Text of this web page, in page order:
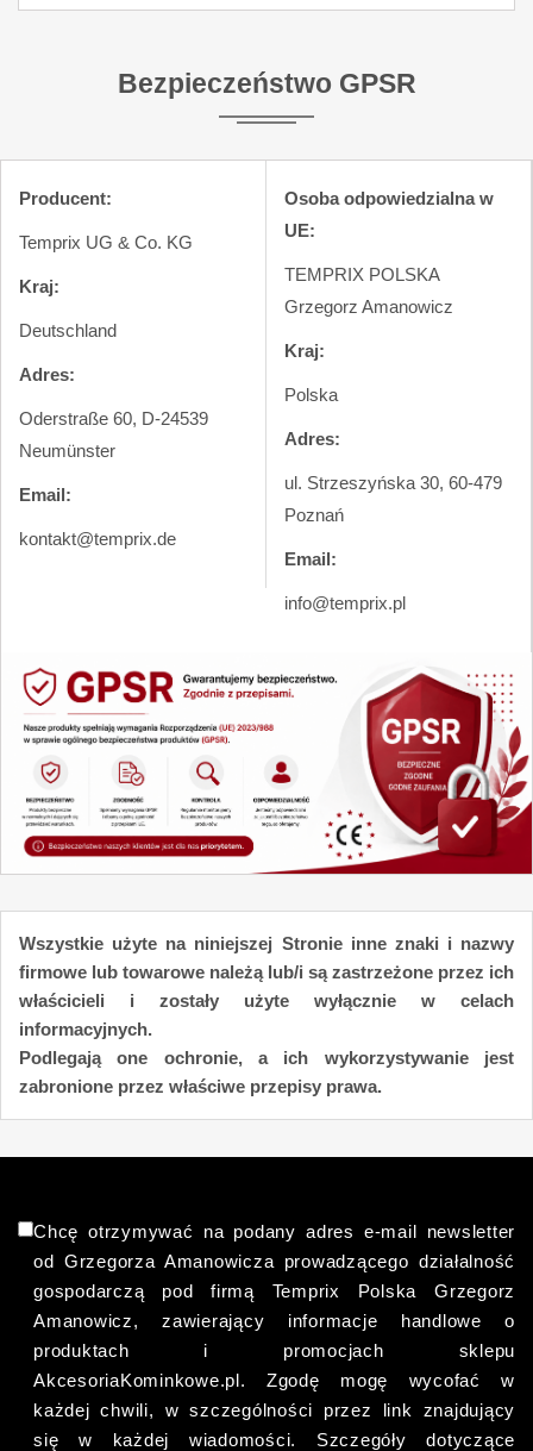
Bezpieczeństwo GPSR
Producent:
Temprix UG & Co. KG
Kraj:
Deutschland
Adres:
Oderstraße 60, D-24539
Neumünster
Email:
kontakt@temprix.de
Osoba odpowiedzialna w
UE:
TEMPRIX POLSKA
Grzegorz Amanowicz
Kraj:
Polska
Adres:
ul. Strzeszyńska 30, 60-479
Poznań
Email:
info@temprix.pl
Wszystkie użyte na niniejszej Stronie inne znaki i nazwy
firmowe lub towarowe należą lub/i są zastrzeżone przez ich
właścicieli i zostały użyte wyłącznie w celach
informacyjnych.
Podlegają one ochronie, a ich wykorzystywanie jest
zabronione przez właściwe przepisy prawa.
Chcę otrzymywać na podany adres e-mail newsletter
od Grzegorza Amanowicza prowadzącego działalność
gospodarczą pod firmą Temprix Polska Grzegorz
Amanowicz, zawierający informacje handlowe o
produktach i promocjach sklepu
AkcesoriaKominkowe.pl. Zgodę mogę wycofać w
każdej chwili, w szczególności przez link znajdujący
się w każdej wiadomości. Szczegóły dotyczące